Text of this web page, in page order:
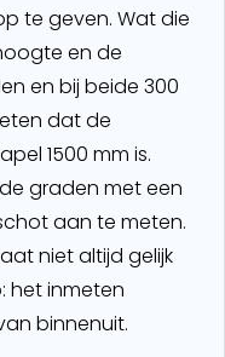
te geven. Wat die
en de
en bij beide 300
dat de
1500 mm is.
graden met een
aan te meten.
niet altijd gelijk
het inmeten
binnenuit.